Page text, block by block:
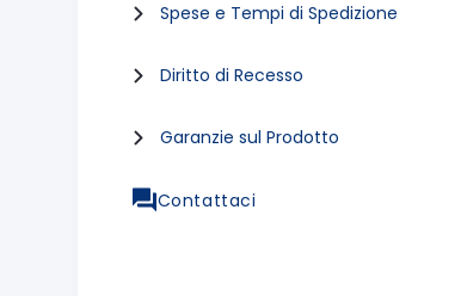
Spese e Tempi di Spedizione
Diritto di Recesso
Garanzie sul Prodotto
Contattaci